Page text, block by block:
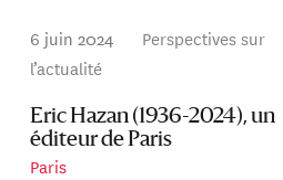
6 juin 2024
Perspectives sur
l’actualité
Eric Hazan (1936-2024), un
éditeur de Paris
Paris